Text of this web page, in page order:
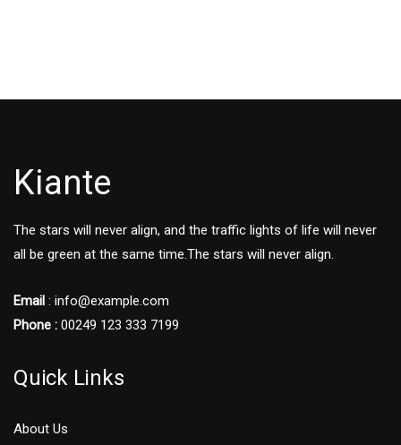
Kiante
The stars will never align, and the traffic lights of life will never
all be green at the same time.The stars will never align.
Email : info@example.com
Phone : 00249 123 333 7199
Quick Links
About Us